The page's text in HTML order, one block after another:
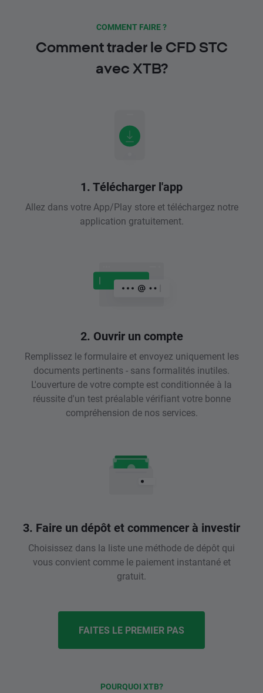
COMMENT FAIRE ?
Comment trader le CFD STC
avec XTB?
1. Télécharger l'app
Allez dans votre App/Play store et téléchargez notre
application gratuitement.
2. Ouvrir un compte
Remplissez le formulaire et envoyez uniquement les
documents pertinents - sans formalités inutiles.
L'ouverture de votre compte est conditionnée à la
réussite d'un test préalable vérifiant votre bonne
compréhension de nos services.
3. Faire un dépôt et commencer à investir
Choisissez dans la liste une méthode de dépôt qui
vous convient comme le paiement instantané et
gratuit.
FAITES LE PREMIER PAS
POURQUOI XTB?